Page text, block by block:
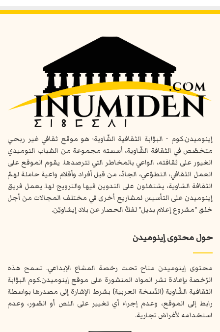
إينوميدن.كوم - البوّابة الثقافية الشّاوية؛ هو موقع ثقافي غير ربحي
متخصّص في الثقافة الشّاوية، أسسته مجموعة من الشباب النوميدي
الغيور على ثقافته، الواعي بالمخاطر التي تترصدها. يقوم الموقع على
العمل الثقافي، التطوّعي، الجادّ، من قبل أفراد وأقلام واعية حاملة لهمّ
الثقافة الشاوية، يشتغلون على التدوين فيها والترويج لها. يعمل فريق
إينوميدن على التأسيس لمشاريع أخرى في مختلف المجالات من أجل
خلق "مشروع إعلام بديل" لفكّ الحصار عن بلاد إيشاويّن.
حول محتوى إينوميدن
محتوى إينوميدن متاح تحت رخصة المشاع الإبداعي. تسمح هذه
الرّخصة بإعادة نشر المواد المنشورة على موقع إينوميدن.كوم البوّابة
الثقافية الشّاوية (النّسخة العربية) بشرط الإشارة إلى مصدرها بواسطة
رابط إلى الموقع، وعدم إجراء أي تغيير على النص أو الصّور، وعدم
استخدامه لأغراض تجارية.